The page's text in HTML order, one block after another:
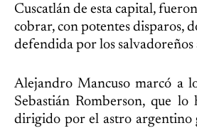
Cuscatlán de esta capital,
cobrar, con potentes disparos,
defendida por los
Alejandro Mancuso marcó a
Sebastián Romberson, que
dirigido por el astro argentino